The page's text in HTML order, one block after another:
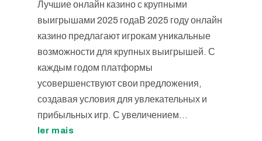
Лучшие онлайн казино с крупными
выигрышами 2025 годаВ 2025 году онлайн
казино предлагают игрокам уникальные
возможности для крупных выигрышей. С
каждым годом платформы
усовершенствуют свои предложения,
создавая условия для увлекательных и
прибыльных игр. С увеличением...
ler mais